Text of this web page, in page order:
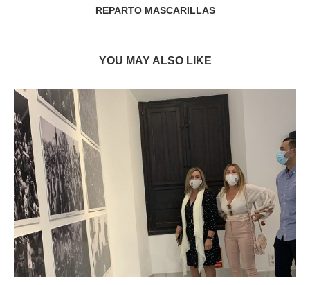
REPARTO MASCARILLAS
YOU MAY ALSO LIKE